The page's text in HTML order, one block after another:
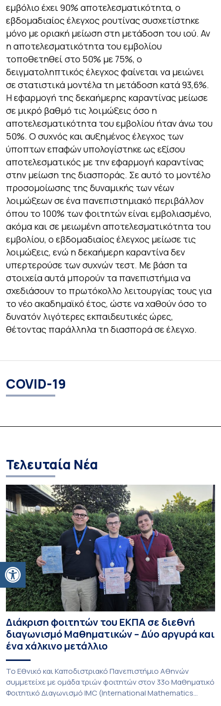
Ανοίξτε τη γραμμή εργαλείων
εμβόλιο έχει 90% αποτελεσματικότητα, ο
εβδομαδιαίος έλεγχος ρουτίνας συσχετίστηκε
μόνο με οριακή μείωση στη μετάδοση του ιού. Αν
η αποτελεσματικότητα του εμβολίου
τοποθετηθεί στο 50% με 75%, ο
δειγματοληπτικός έλεγχος φαίνεται να μειώνει
σε στατιστικά μοντέλα τη μετάδοση κατά 93,6%.
Η εφαρμογή της δεκαήμερης καραντίνας μείωσε
σε μικρό βαθμό τις λοιμώξεις όσο η
αποτελεσματικότητα του εμβολίου ήταν άνω του
50%. Ο συχνός και αυξημένος έλεγχος των
ύποπτων επαφών υπολογίστηκε ως εξίσου
αποτελεσματικός με την εφαρμογή καραντίνας
στην μείωση της διασποράς. Σε αυτό το μοντέλο
προσομοίωσης της δυναμικής των νέων
λοιμώξεων σε ένα πανεπιστημιακό περιβάλλον
όπου το 100% των φοιτητών είναι εμβολιασμένο,
ακόμα και σε μειωμένη αποτελεσματικότητα του
εμβολίου, ο εβδομαδιαίος έλεγχος μείωσε τις
λοιμώξεις, ενώ η δεκαήμερη καραντίνα δεν
υπερτερούσε των συχνών τεστ. Με βάση τα
στοιχεία αυτά μπορούν τα πανεπιστήμια να
σχεδιάσουν το πρωτόκολλο λειτουργίας τους για
το νέο ακαδημαϊκό έτος, ώστε να χαθούν όσο το
δυνατόν λιγότερες εκπαιδευτικές ώρες,
θέτοντας παράλληλα τη διασπορά σε έλεγχο.
COVID-19
Τελευταία Νέα
Διάκριση φοιτητών του ΕΚΠΑ σε διεθνή
διαγωνισμό Μαθηματικών – Δύο αργυρά και
ένα χάλκινο μετάλλιο
To Εθνικό και Καποδιστριακό Πανεπιστήμιο Αθηνών
συμμετείχε με ομάδα τριών φοιτητών στον 33ο Μαθηματικό
Φοιτητικό Διαγωνισμό IMC (International Mathematics